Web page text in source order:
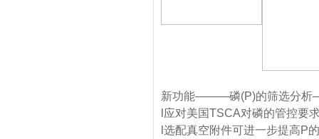
新功能———磷(P)的筛选分
l应对美国TSCA对磷的管控要
l选配真空附件可进一步提高P